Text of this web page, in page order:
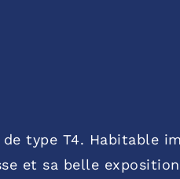
type T4. Habitable
et sa belle